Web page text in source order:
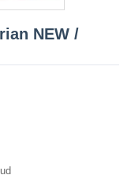
NEW /